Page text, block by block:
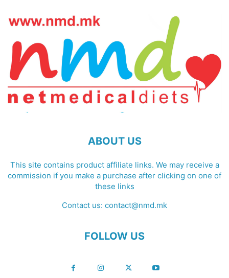
ABOUT US
This site contains product affiliate links. We may receive a
commission if you make a purchase after clicking on one of
these links
Contact us: contact@nmd.mk
FOLLOW US